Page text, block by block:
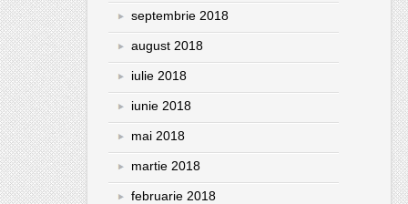
septembrie 2018
august 2018
iulie 2018
iunie 2018
mai 2018
martie 2018
februarie 2018